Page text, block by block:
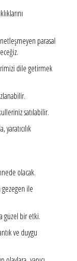
parasal
dile getirmek
satılabilir.
yaratıcılık
olacak.
ile
güzel bir etki.
ve duygu